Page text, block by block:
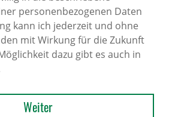
personenbezogenen Daten
kann ich jederzeit und ohne
mit Wirkung für die Zukunft
dazu gibt es auch in
Weiter